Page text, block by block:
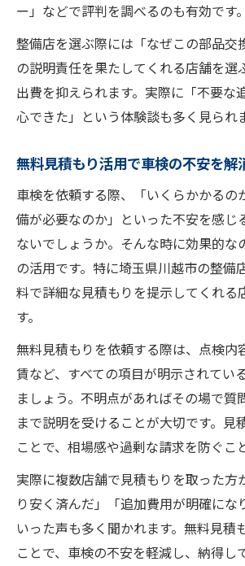
ー」などで評判を調べるのも有効です。
整備店を選ぶ際には「なぜこの部品交
の説明責任を果たしてくれる店舗を選
出費を抑えられます。実際に「不要な
心できた」という体験談も多く見られ
無料見積もり活用で車検の不安を解
車検を依頼する際、「いくらかかるの
備が必要なのか」といった不安を感じ
ないでしょうか。そんな時に効果的な
の活用です。特に埼玉県川越市の整備
料で詳細な見積もりを提示してくれる
す。
無料見積もりを依頼する際は、点検内
賃など、すべての項目が明示されてい
ましょう。不明点があればその場で質
まで説明を受けることが大切です。見
ことで、相場感や過剰な請求を防ぐこ
実際に複数店舗で見積もりを取った方
り安く済んだ」「追加費用が明確にな
いった声も多く聞かれます。無料見積
ことで、車検の不安を軽減し、納得し